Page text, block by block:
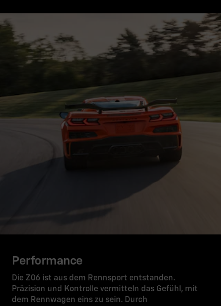
Performance
Die Z06 ist aus dem Rennsport entstanden.
Präzision und Kontrolle vermitteln das Gefühl, mit
dem Rennwagen eins zu sein. Durch